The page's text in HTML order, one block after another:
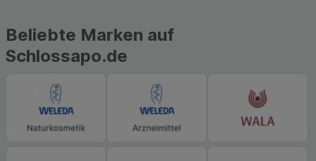
Beliebte Marken auf
Schlossapo.de